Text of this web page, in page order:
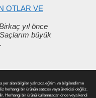
OTLAR VE
yıl önce
büyük
yer alan bilgiler yalnızca eğitim ve bilgilendirme
herhangi bir ürünün satıcısı veya üreticisi değiliz.
Herhangi bir ürünü kullanmadan önce veya kendi